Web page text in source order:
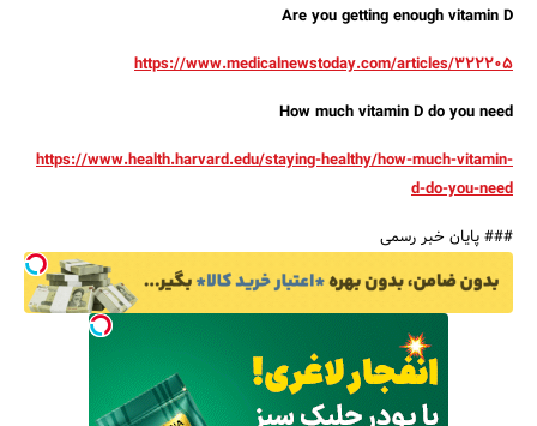
Are you getting enough vitamin D
https://www.medicalnewstoday.com/articles/322205
How much vitamin D do you need
https://www.health.harvard.edu/staying-healthy/how-much-vitamin-
d-do-you-need
### پایان خبر رسمی